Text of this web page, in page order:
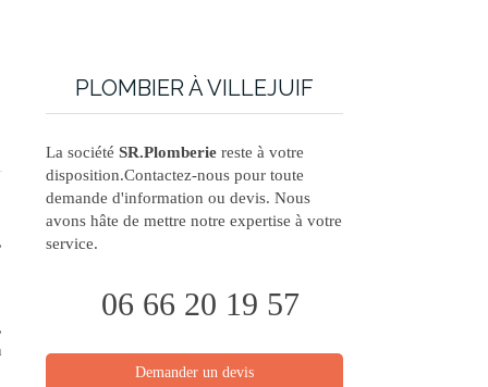
PLOMBIER À VILLEJUIF
La société SR.Plomberie reste à votre
disposition.Contactez-nous pour toute
demande d'information ou devis. Nous
avons hâte de mettre notre expertise à votre
service.
06 66 20 19 57
Demander un devis